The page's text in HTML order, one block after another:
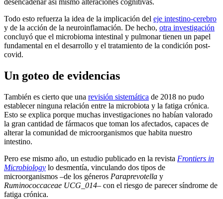
Todo esto refuerza la idea de la implicación del eje intestino-cerebro
y de la acción de la neuroinflamación. De hecho, otra investigación
concluyó que el microbioma intestinal y pulmonar tienen un papel
fundamental en el desarrollo y el tratamiento de la condición post-
covid.
Un goteo de evidencias
También es cierto que una revisión sistemática de 2018 no pudo
establecer ninguna relación entre la microbiota y la fatiga crónica.
Esto se explica porque muchas investigaciones no habían valorado
la gran cantidad de fármacos que toman los afectados, capaces de
alterar la comunidad de microorganismos que habita nuestro
intestino.
Pero ese mismo año, un estudio publicado en la revista Frontiers in
Microbiology lo desmentía, vinculando dos tipos de
microorganismos –de los géneros Paraprevotella y
Ruminococcaceae UCG_014– con el riesgo de parecer síndrome de
fatiga crónica.